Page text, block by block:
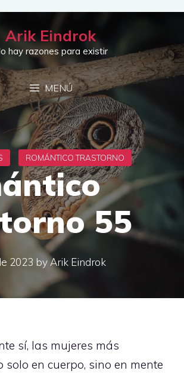
Arik Eindrok
hay razones para existir
MENÚ
55
2023 byArik Eindrok
sí, las mujeres más
solo en cuerpo, sino en mente